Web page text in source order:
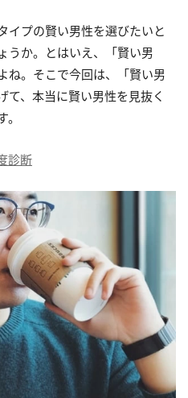
イプの賢い男性を選びたいと
うか。とはいえ、「賢い男
ね。そこで今回は、「賢い男
て、本当に賢い男性を見抜く
診断